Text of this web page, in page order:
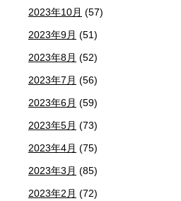
2023年10月 (57)
2023年9月 (51)
2023年8月 (52)
2023年7月 (56)
2023年6月 (59)
2023年5月 (73)
2023年4月 (75)
2023年3月 (85)
2023年2月 (72)